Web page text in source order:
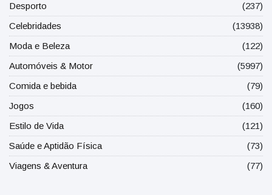
Desporto
(237)
Celebridades
(13938)
Moda e Beleza
(122)
Automóveis & Motor
(5997)
Comida e bebida
(79)
Jogos
(160)
Estilo de Vida
(121)
Saúde e Aptidão Física
(73)
Viagens & Aventura
(77)